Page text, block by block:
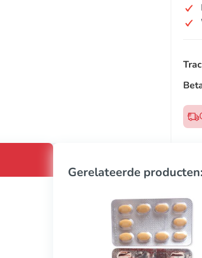
Gerelateerde producten: